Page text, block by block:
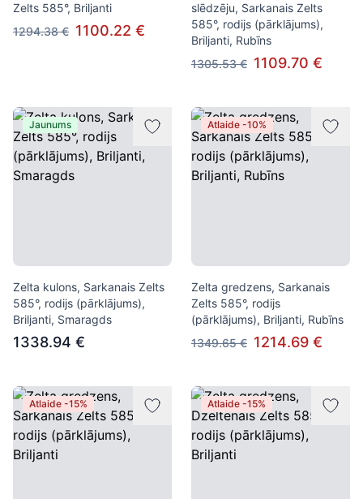
Zelts 585°, Briljanti
1294.38 € 1100.22 €
slēdzēju, Sarkanais Zelts
585°, rodijs (pārklājums),
Briljanti, Rubīns
1305.53 € 1109.70 €
Jaunums
Zelta kulons, Sarkanais Zelts
585°, rodijs (pārklājums),
Briljanti, Smaragds
1338.94 €
Atlaide -10%
Zelta gredzens, Sarkanais
Zelts 585°, rodijs
(pārklājums), Briljanti, Rubīns
1349.65 € 1214.69 €
Atlaide -15% Atlaide -15%